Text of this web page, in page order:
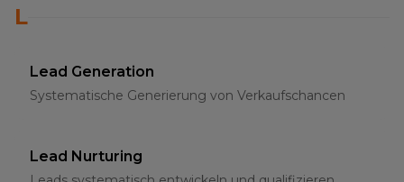
L
Lead Generation
Systematische Generierung von Verkaufschancen
Lead Nurturing